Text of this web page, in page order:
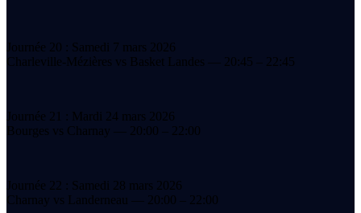
Journée 20 : Samedi 7 mars 2026
Charleville-Mézières vs Basket Landes — 20:45 – 22:45
Journée 21 : Mardi 24 mars 2026
Bourges vs Charnay — 20:00 – 22:00
Journée 22 : Samedi 28 mars 2026
Charnay vs Landerneau — 20:00 – 22:00